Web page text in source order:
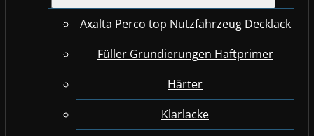
Axalta Perco top Nutzfahrzeug Decklack
Füller Grundierungen Haftprimer
Härter
Klarlacke